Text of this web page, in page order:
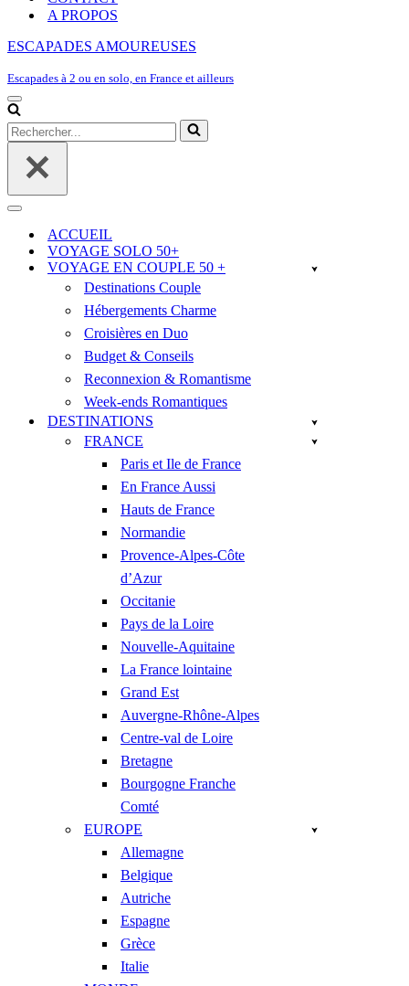
A PROPOS
ESCAPADES AMOUREUSES
Escapades à 2 ou en solo, en France et ailleurs
Menu
de
navigation
Rechercher...
Menu
navigationACCUEIL
VOYAGE SOLO 50+
VOYAGE EN COUPLE 50 +
Destinations Couple
Hébergements Charme
Croisières en Duo
Budget & Conseils
Reconnexion & Romantisme
Week-ends Romantiques
DESTINATIONS
FRANCE
Paris et Ile de France
En France Aussi
Hauts de France
Normandie
Provence-Alpes-Côte
d’Azur
Occitanie
Pays de la Loire
Nouvelle-Aquitaine
La France lointaine
Grand Est
Auvergne-Rhône-Alpes
Centre-val de Loire
Bretagne
Bourgogne Franche
Comté
EUROPE
Allemagne
Belgique
Autriche
Espagne
Grèce
Italie